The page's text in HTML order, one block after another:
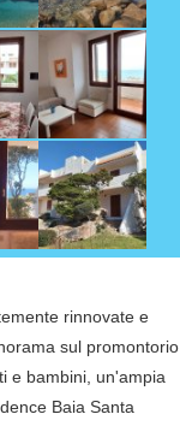
rinnovate e
sul promontorio
e bambini, un'ampia
Baia Santa